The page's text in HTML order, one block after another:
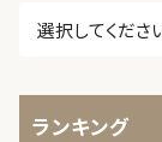
ランキング